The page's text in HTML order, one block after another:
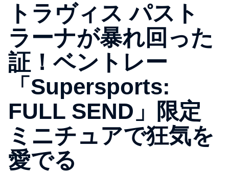
トラヴィス パスト
ラーナが暴れ回った
証！ベントレー
「Supersports:
FULL SEND」限定
ミニチュアで狂気を
愛でる